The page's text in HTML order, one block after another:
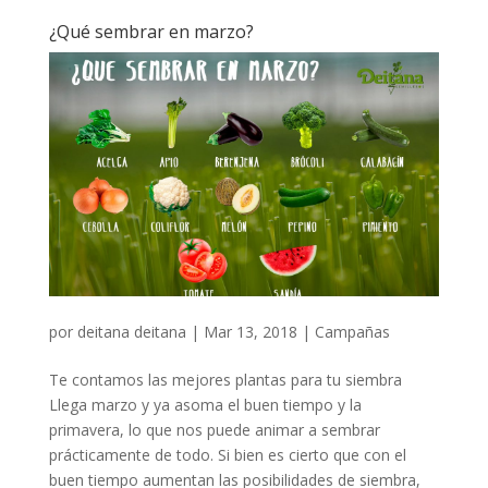
¿Qué sembrar en marzo?
por deitana deitana | Mar 13, 2018 | Campañas
Te contamos las mejores plantas para tu siembra
Llega marzo y ya asoma el buen tiempo y la
primavera, lo que nos puede animar a sembrar
prácticamente de todo. Si bien es cierto que con el
buen tiempo aumentan las posibilidades de siembra,